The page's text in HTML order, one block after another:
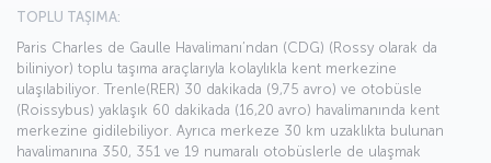
TOPLU TAŞIMA:
Paris Charles de Gaulle Havalimanı’ndan (CDG) (Rossy olarak da
biliniyor) toplu taşıma araçlarıyla kolaylıkla kent merkezine
ulaşılabiliyor. Trenle(RER) 30 dakikada (9,75 avro) ve otobüsle
(Roissybus) yaklaşık 60 dakikada (16,20 avro) havalimanında kent
merkezine gidilebiliyor. Ayrıca merkeze 30 km uzaklıkta bulunan
havalimanına 350, 351 ve 19 numaralı otobüslerle de ulaşmak